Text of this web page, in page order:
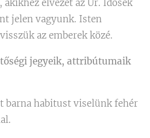
akikhez elvezet az Úr. Idősek
jelen vagyunk. Isten
az emberek közé.
jegyeik, attribútumaik
barna habitust viselünk fehér